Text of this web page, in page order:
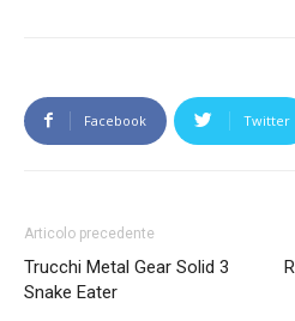
Facebook Twitter
Articolo precedente
Trucchi Metal Gear Solid 3
Snake Eater